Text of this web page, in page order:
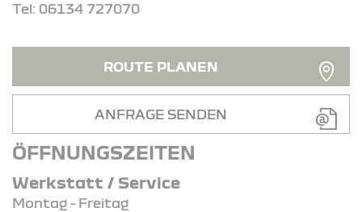
Tel: 06134 727070
ROUTE PLANEN
ANFRAGE SENDEN
ÖFFNUNGSZEITEN
Werkstatt / Service
Montag - Freitag